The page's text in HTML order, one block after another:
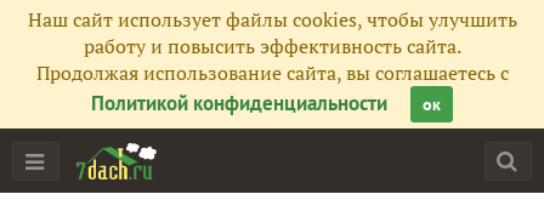
Наш сайт использует файлы cookies, чтобы улучшить
работу и повысить эффективность сайта.
Продолжая использование сайта, вы соглашаетесь с
Политикой конфиденциальности
ок